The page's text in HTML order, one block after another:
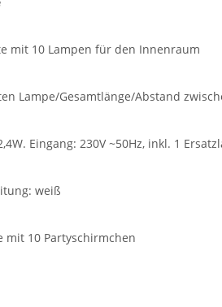
mit 10 Lampen für den Innenraum
Lampe/Gesamtlänge/Abstand
Eingang: 230V ~50Hz, inkl. 1
weiß
mit 10 Partyschirmchen